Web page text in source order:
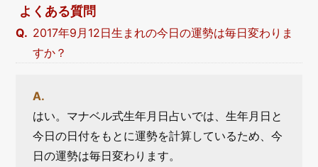
よくある質問
2017年9月12日生まれの今日の運勢は毎日変わりま
すか？
はい。マナベル式生年月日占いでは、生年月日と
今日の日付をもとに運勢を計算しているため、今
日の運勢は毎日変わります。